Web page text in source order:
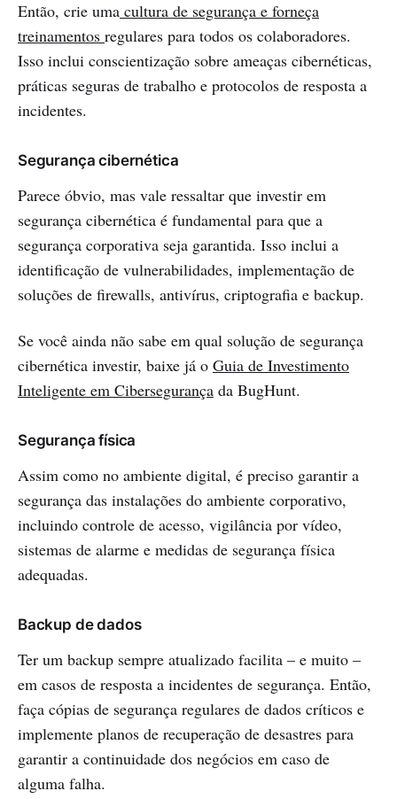
Então, crie uma cultura de segurança e forneça
treinamentos regulares para todos os colaboradores.
Isso inclui conscientização sobre ameaças cibernéticas,
práticas seguras de trabalho e protocolos de resposta a
incidentes.
Segurança cibernética
Parece óbvio, mas vale ressaltar que investir em
segurança cibernética é fundamental para que a
segurança corporativa seja garantida. Isso inclui a
identificação de vulnerabilidades, implementação de
soluções de firewalls, antivírus, criptografia e backup.
Se você ainda não sabe em qual solução de segurança
cibernética investir, baixe já o Guia de Investimento
Inteligente em Cibersegurança da BugHunt.
Segurança física
Assim como no ambiente digital, é preciso garantir a
segurança das instalações do ambiente corporativo,
incluindo controle de acesso, vigilância por vídeo,
sistemas de alarme e medidas de segurança física
adequadas.
Backup de dados
Ter um backup sempre atualizado facilita – e muito –
em casos de resposta a incidentes de segurança. Então,
faça cópias de segurança regulares de dados críticos e
implemente planos de recuperação de desastres para
garantir a continuidade dos negócios em caso de
alguma falha.